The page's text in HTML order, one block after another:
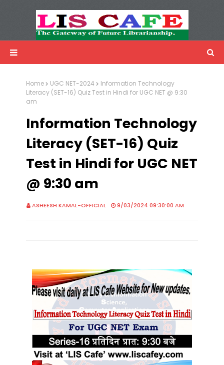
Advertisemnet
Home UGC NET-2024
Information Technology
Literacy (SET-16) Quiz Test in Hindi for UGC NET @ 9:30
am
Information Technology
Literacy (SET-16) Quiz
Test in Hindi for UGC NET
@ 9:30 am
ASHEESH KAMAL-OFFICIAL 9/03/2024 09:30:00 AM